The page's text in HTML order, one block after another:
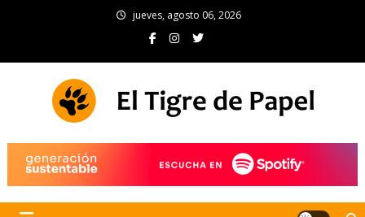
jueves, agosto 06, 2026